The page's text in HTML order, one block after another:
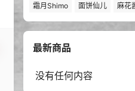
霜月Shimo
面饼仙儿 麻花
最新商品
没有任何内容